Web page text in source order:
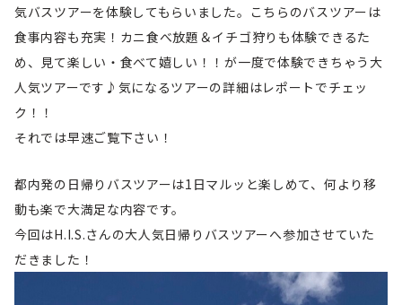
気バスツアーを体験してもらいました。こちらのバスツアーは
食事内容も充実！カニ食べ放題＆イチゴ狩りも体験できるた
め、見て楽しい・食べて嬉しい！！が一度で体験できちゃう大
人気ツアーです♪気になるツアーの詳細はレポートでチェッ
ク！！
それでは早速ご覧下さい！
都内発の日帰りバスツアーは1日マルッと楽しめて、何より移
動も楽で大満足な内容です。
今回はH.I.S.さんの大人気日帰りバスツアーへ参加させていた
だきました！